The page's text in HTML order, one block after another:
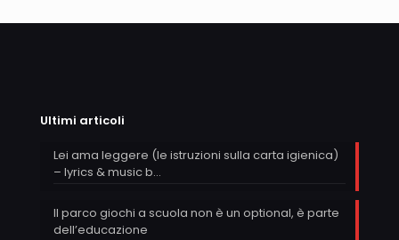
Ultimi articoli
Lei ama leggere (le istruzioni sulla carta igienica)
– lyrics & music b…
Il parco giochi a scuola non è un optional, è parte
dell’educazione